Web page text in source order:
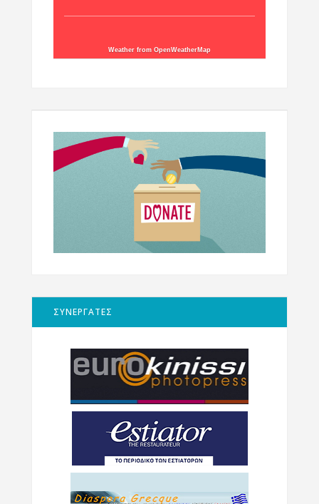
Weather from OpenWeatherMap
ΣΥΝΕΡΓΑΤΕΣ